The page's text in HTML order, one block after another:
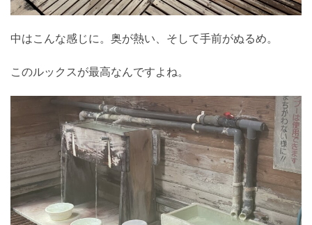
中はこんな感じに。奥が熱い、そして手前がぬるめ。
このルックスが最高なんですよね。